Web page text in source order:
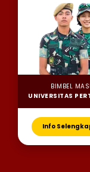
BIMBEL
UNIVERSITAS
Info